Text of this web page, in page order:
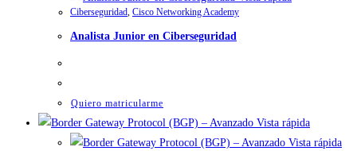
Ciberseguridad, Cisco Networking Academy
Analista Junior en Ciberseguridad
Quiero matricularme
Vista rápida
Vista rápida